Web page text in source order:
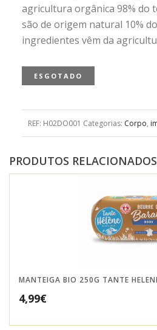
agricultura orgânica 98% do
são de origem natural 10%
ingredientes vêm da
ESGOTADO
REF: H02DO001 Categorias: Corpo,
PRODUTOS RELACIONADOS
MANTEIGA BIO 250G TANTE
4,99€